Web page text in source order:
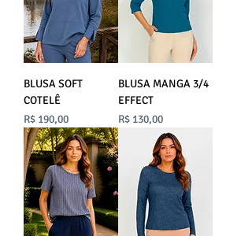
BLUSA SOFT
COTELÊ
Preço
R$ 190,00
BLUSA MANGA 3/4
EFFECT
Preço
R$ 130,00